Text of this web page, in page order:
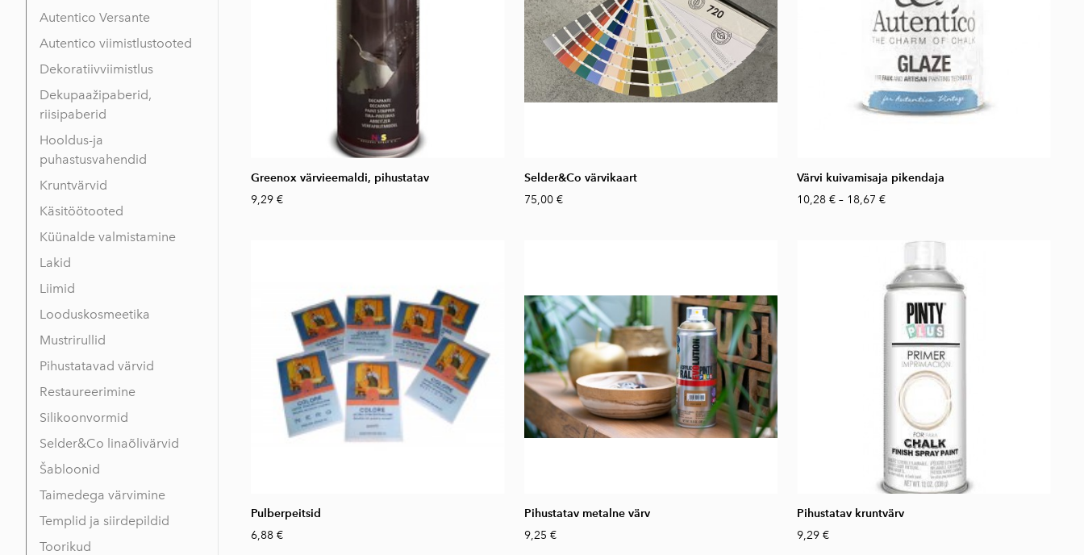
Autentico Versante
Autentico viimistlustooted
Dekoratiivviimistlus
Dekupaažipaberid,
riisipaberid
Hooldus-ja
puhastusvahendid
Kruntvärvid
Käsitöötooted
Küünalde valmistamine
Lakid
Liimid
Looduskosmeetika
Mustrirullid
Pihustatavad värvid
Restaureerimine
Silikoonvormid
Selder&Co linaõlivärvid
Šabloonid
Taimedega värvimine
Templid ja siirdepildid
Toorikud
Greenox värvieemaldi, pihustatav
9,29 €
Selder&Co värvikaart
75,00 €
Värvi kuivamisaja pikendaja
10,28 € – 18,67 €
Pulberpeitsid
6,88 €
Pihustatav metalne värv
9,25 €
Pihustatav kruntvärv
9,29 €